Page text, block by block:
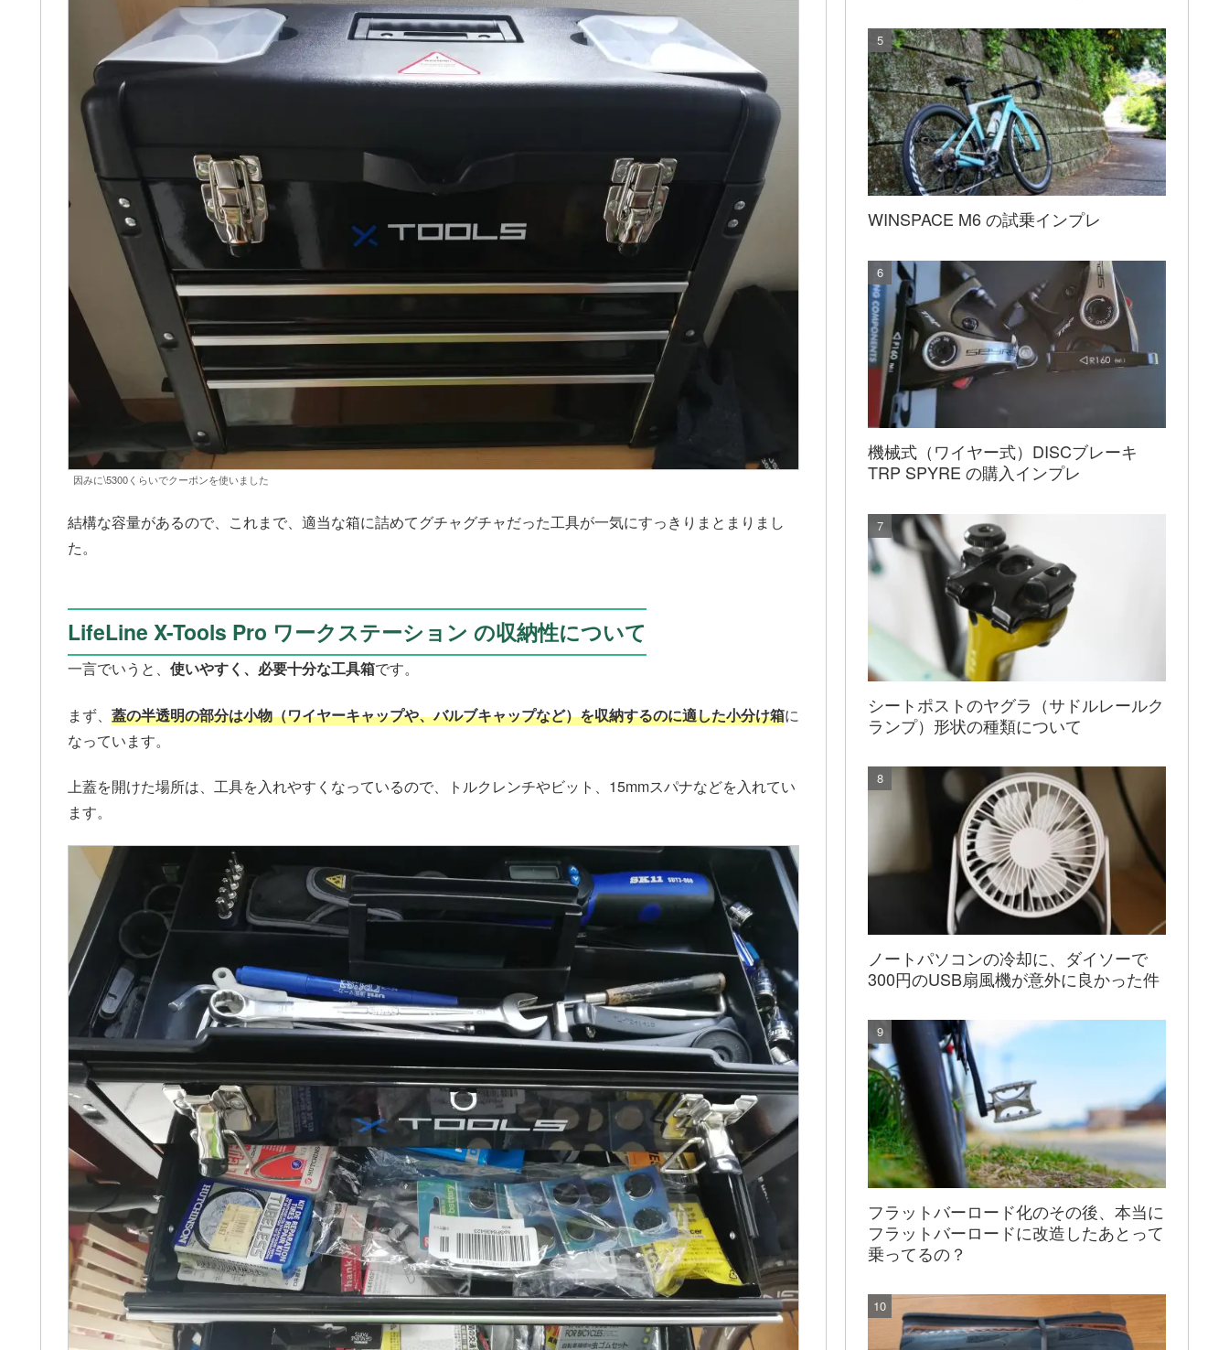
因みに\5300くらいでクーポンを使いました
結構な容量があるので、これまで、適当な箱に詰めてグチャグチャだった工具が一気にすっきりまとまりまし
た。
LifeLine X-Tools Pro ワークステーション の収納性について
一言でいうと、 使いやすく、必要十分な工具箱です。
まず、 蓋の半透明の部分は小物（ワイヤーキャップや、バルブキャップなど）を収納するのに適した小分け箱に
なっています。
上蓋を開けた場所は、工具を入れやすくなっているので、トルクレンチやビット、15mmスパナなどを入れてい
ます。
WINSPACE M6 の試乗インプレ
機械式（ワイヤー式）DISCブレーキ
TRP SPYRE の購入インプレ
シートポストのヤグラ（サドルレールク
ランプ）形状の種類について
ノートパソコンの冷却に、ダイソーで
300円のUSB扇風機が意外に良かった件
フラットバーロード化のその後、本当に
フラットバーロードに改造したあとって
乗ってるの？